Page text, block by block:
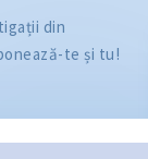
din
te și tu!